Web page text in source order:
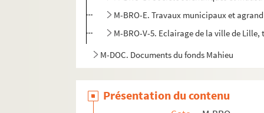
M-BRO-E. Travaux municipaux et
M-BRO-V-5. Eclairage de la ville de
M-DOC. Documents du fonds Mahieu
Présentation du contenu